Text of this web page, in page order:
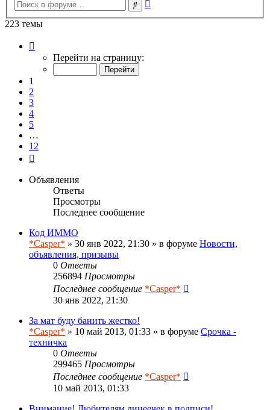
Поиск
223 темы
Перейти на страницу:
1
2
3
4
5
…
12
Объявления
Ответы
Просмотры
Последнее сообщение
Код ИММО
*Casper* » 30 янв 2022, 21:30 » в форуме Новости,
объявления, призывы
0 Ответы
256894 Просмотры
Последнее сообщение *Casper*
30 янв 2022, 21:30
За мат буду банить жестко!
*Casper* » 10 май 2013, 01:33 » в форуме Срочка -
техничка
0 Ответы
299465 Просмотры
Последнее сообщение *Casper*
10 май 2013, 01:33